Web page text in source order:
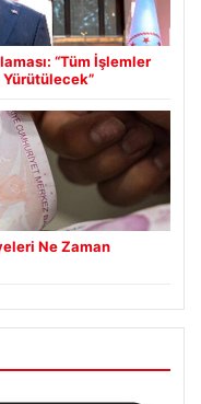
“Tüm İşlemler
Ne Zaman